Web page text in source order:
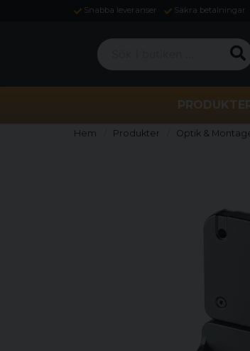
Snabba leveranser Säkra betalningar
Sök i butiken ...
Hem Produkter Optik &